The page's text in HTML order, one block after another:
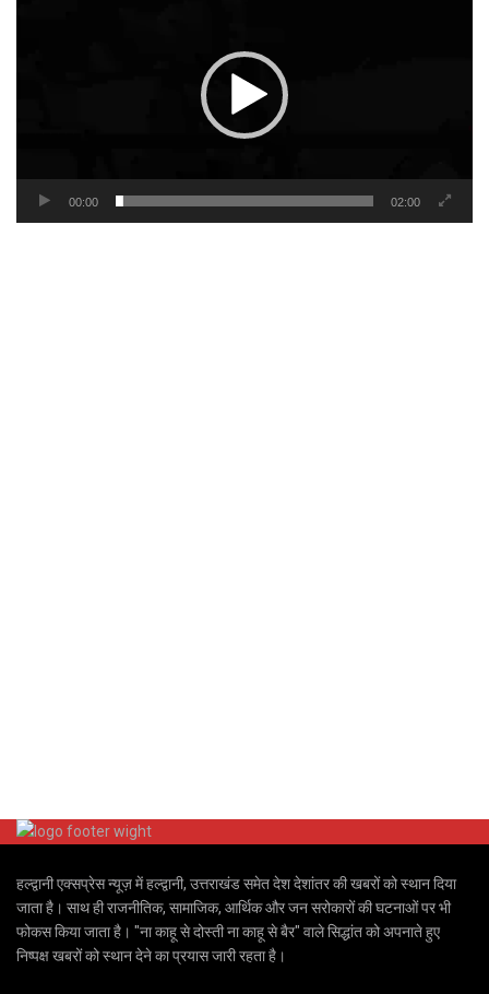
00:00 02:00
हल्द्वानी एक्सप्रेस न्यूज़ में हल्द्वानी, उत्तराखंड समेत देश देशांतर की खबरों को स्थान दिया
जाता है। साथ ही राजनीतिक, सामाजिक, आर्थिक और जन सरोकारों की घटनाओं पर भी
फोकस किया जाता है। "ना काहू से दोस्ती ना काहू से बैर" वाले सिद्धांत को अपनाते हुए
निष्पक्ष खबरों को स्थान देने का प्रयास जारी रहता है।